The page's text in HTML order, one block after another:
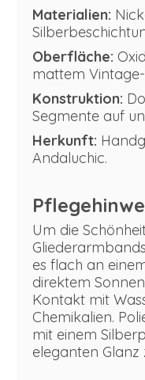
Materialien:
Oberfläche:
mattem
Konstruktion:
Segmente auf
Herkunft:
Andaluchic.
Um die
es flach an
direktem
Kontakt mit
Chemikalien.
mit einem
eleganten Glanz